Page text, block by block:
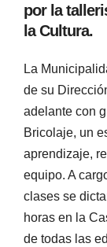
por la
la Cultura.
La
de su
adelante con
Bricolaje, un
aprendizaje,
equipo. A
clases se
horas en la
de todas las